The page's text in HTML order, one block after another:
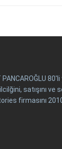
80'li
satışını ve
firmasını